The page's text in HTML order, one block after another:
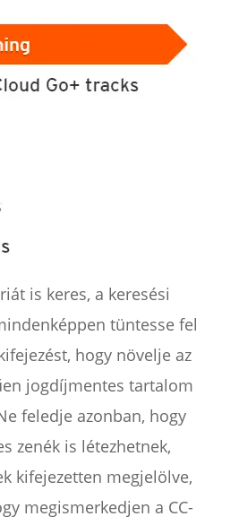
is keres, a keresési
tüntesse fel
hogy növelje az
jogdíjmentes tartalom
feledje azonban, hogy
zenék is létezhetnek,
kifejezetten megjelölve,
megismerkedjen a CC-